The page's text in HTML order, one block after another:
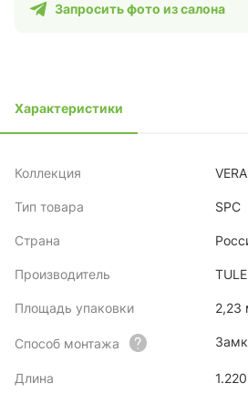
Запросить фото из салона
Характеристики
Коллекция
Тип товара SPC
Страна
Производитель
Площадь упаковки 2,23
Способ монтажа
Длина